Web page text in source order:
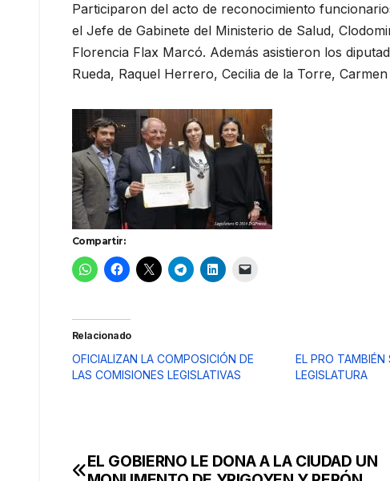
Participaron del acto de reconocimiento
el Jefe de Gabinete del Ministerio de Salud,
Florencia Flax Marcó. Además asistieron los
Rueda, Raquel Herrero, Cecilia de la Torre,
Compartir:
Relacionado
OFICIALIZAN LA COMPOSICIÓN DE
LAS COMISIONES LEGISLATIVAS
EL PRO TAMBIÉN
LEGISLATURA
Navegación
EL GOBIERNO LE DONA A LA CIUDAD UN